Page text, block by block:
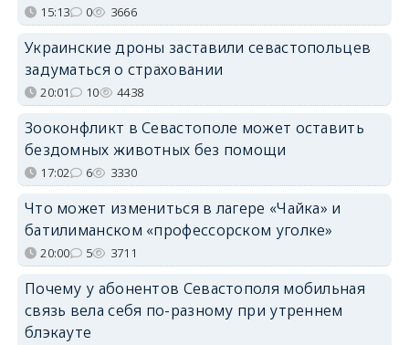
15:13 0 3666
Украинские дроны заставили севастопольцев
задуматься о страховании
20:01 10 4438
Зооконфликт в Севастополе может оставить
бездомных животных без помощи
17:02 6 3330
Что может измениться в лагере «Чайка» и
батилиманском «профессорском уголке»
20:00 5 3711
Почему у абонентов Севастополя мобильная
связь вела себя по-разному при утреннем
блэкауте